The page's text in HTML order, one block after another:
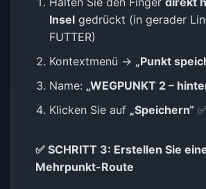
Insel gedrückt (in gerader
FUTTER)
Kontextmenü → „Punkt
Name: „WEGPUNKT 2 –
Klicken Sie auf „Speichern“ ✅
✅ SCHRITT 3: Erstellen Sie
Mehrpunkt-Route